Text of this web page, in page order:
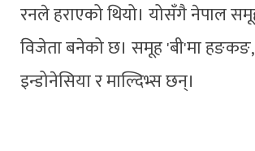
रनले हराएको थियो। योसँगै नेपाल
विजेता बनेको छ। समूह 'बी'मा हङकङ,
इन्डोनेसिया र माल्दिभ्स छन्।